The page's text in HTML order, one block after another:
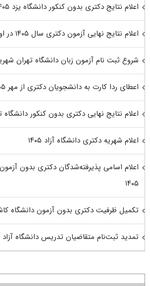
اعلام نتایج دکتری بدون کنکور دانشگاه یزد ۱۴۰۵
اعلام نتایج نهایی آزمون دکتری سال ۱۴۰۵ در اواخر مرداد
شروع ثبت نام آزمون زبان دانشگاه تهران شهریور
اعطای ردا کارت به دانشجویان دکتری از مهر ۱۴۰۵
اعلام نتایج نهایی دکتری بدون کنکور دانشگاه
اعلام شهریه دکتری دانشگاه آزاد ۱۴۰۵
اعلام اسامی پذیرفته‌شدگان دکتری بدون
۱۴۰۵
تکمیل ظرفیت دکتری بدون آزمون دانشگاه کاشان
تمدید ثبت‌نام متقاضیان تدریس دانشگاه آزاد ۱۴۰۵